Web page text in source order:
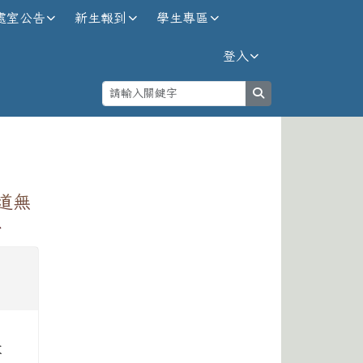
室公告 新生報到 學生專區
登入
無